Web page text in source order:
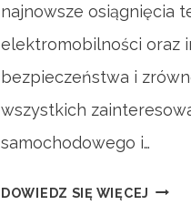
najnowsze osiągnięcia
elektromobilności oraz
bezpieczeństwa i
wszystkich
samochodowego i…
DOWIEDZ SIĘ WIĘCEJ